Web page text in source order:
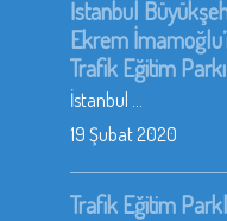
İstanbul
Ekrem
Trafik Eğitim
İstanbul ...
19 Şubat 2020
Trafik Eğitim